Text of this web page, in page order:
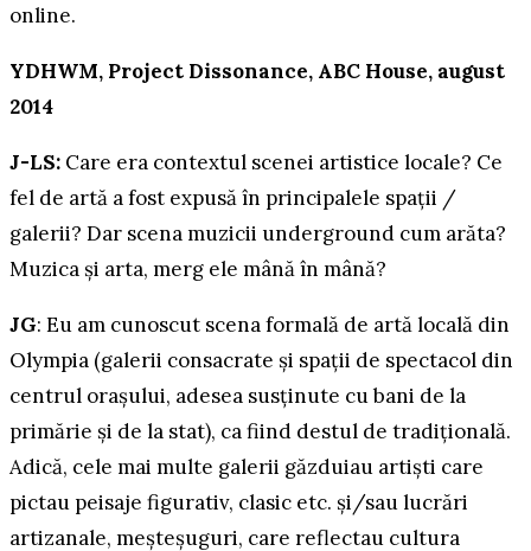
online.
YDHWM, Project Dissonance, ABC House, august
2014
J-LS: Care era contextul scenei artistice locale? Ce
fel de artă a fost expusă în principalele spații /
galerii? Dar scena muzicii underground cum arăta?
Muzica și arta, merg ele mână în mână?
JG: Eu am cunoscut scena formală de artă locală din
Olympia (galerii consacrate și spații de spectacol din
centrul orașului, adesea susținute cu bani de la
primărie și de la stat), ca fiind destul de tradițională.
Adică, cele mai multe galerii găzduiau artiști care
pictau peisaje figurativ, clasic etc. și/sau lucrări
artizanale, meșteșuguri, care reflectau cultura